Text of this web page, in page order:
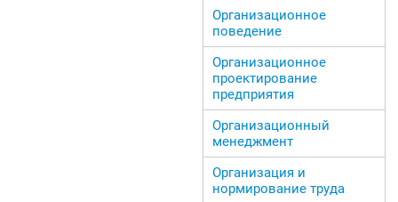
Организационное
поведение
Организационное
проектирование
предприятия
Организационный
менеджмент
Организация и
нормирование труда